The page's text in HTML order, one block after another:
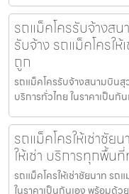
รถแม็คโครรับจ้างส
รับจ้าง รถแม็คโครใ
ถูก
รถแม็คโครรับจ้างสนามบินสุ
บริการทั่วไทย ในราคาเป็น
รถแม็คโครให้เช่าชัย
ให้เช่า บริการทุกพื้น
รถแม็คโครให้เช่าชัยนาท รถ
ในราคาเป็นกันเอง พร้อมด้